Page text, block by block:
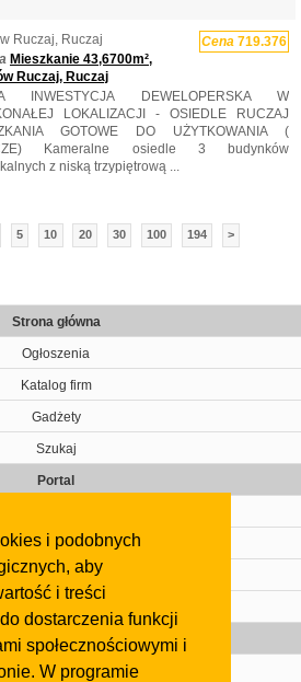
i podobnych
aby
i treści
dostarczenia funkcji
społecznościowymi i
W programie
Ruczaj, Ruczaj Cena 719.376
Mieszkanie 43,6700m²,
Ruczaj, Ruczaj
INWESTYCJA DEWELOPERSKA W
LOKALIZACJI - OSIEDLE RUCZAJ
GOTOWE DO UŻYTKOWANIA (
Kameralne osiedle 3 budynków
z niską trzypiętrową ...
5 10 20 30 100 194 >
Strona główna
Ogłoszenia
Katalog firm
Gadżety
Szukaj
Portal
Kontakt
Regulamin
Gazeta
Olkusz